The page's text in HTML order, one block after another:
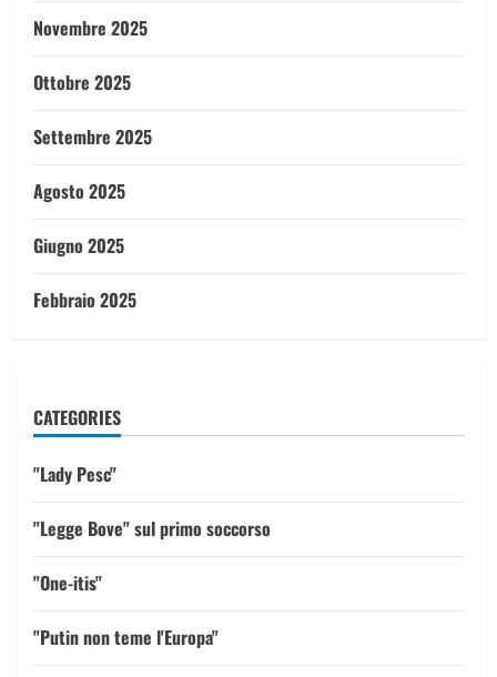
Novembre 2025
Ottobre 2025
Settembre 2025
Agosto 2025
Giugno 2025
Febbraio 2025
CATEGORIES
"Lady Pesc"
"Legge Bove" sul primo soccorso
"One-itis"
"Putin non teme l'Europa"